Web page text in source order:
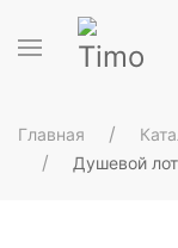
Главная
Душевой